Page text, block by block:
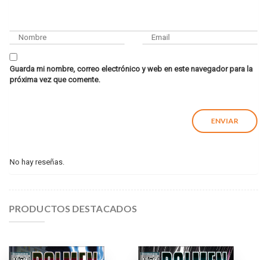
Guarda mi nombre, correo electrónico y web en este navegador para la
próxima vez que comente.
No hay reseñas.
PRODUCTOS DESTACADOS